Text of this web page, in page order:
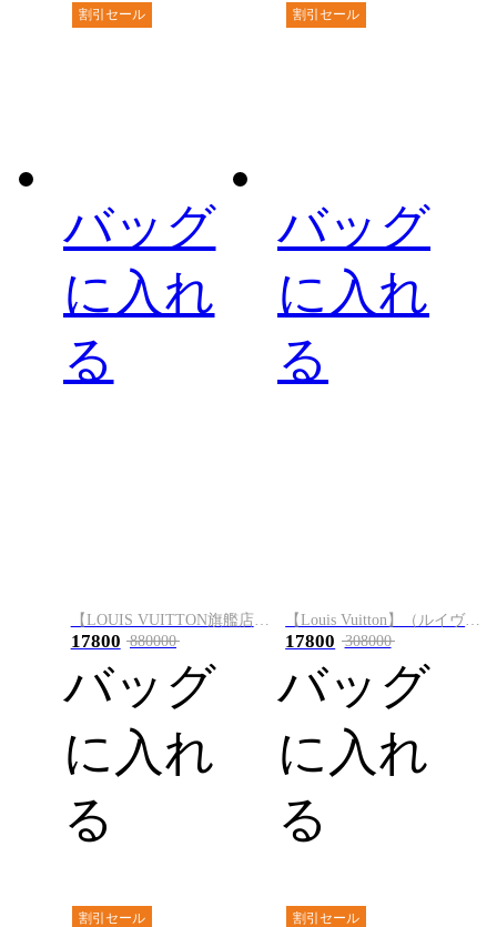
割引セール
バッグ
に入れ
る
17800 880000
バッグ
に入れ
る
割引セール
バッグ
に入れ
る
【Louis Vuitton】（ルイヴィトン） ハンドバッグ
17800 308000
バッグ
に入れ
る
割引セール 割引セール